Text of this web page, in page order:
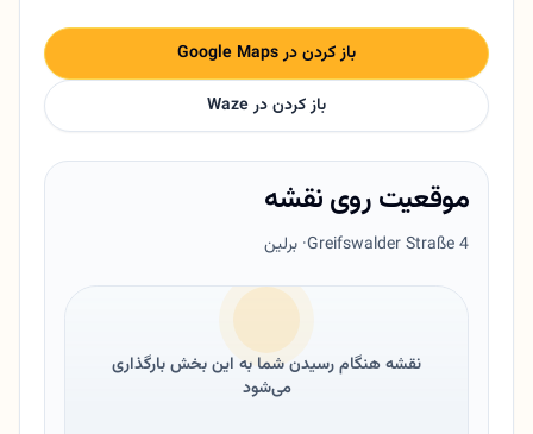
باز کردن در Google Maps
باز کردن در Waze
موقعیت روی نقشه
Greifswalder Straße 4· برلین
نقشه هنگام رسیدن شما به این بخش بارگذاری
می‌شود